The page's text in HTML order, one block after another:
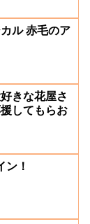
ル 赤毛のア
きな花屋さ
してもらお
ン！